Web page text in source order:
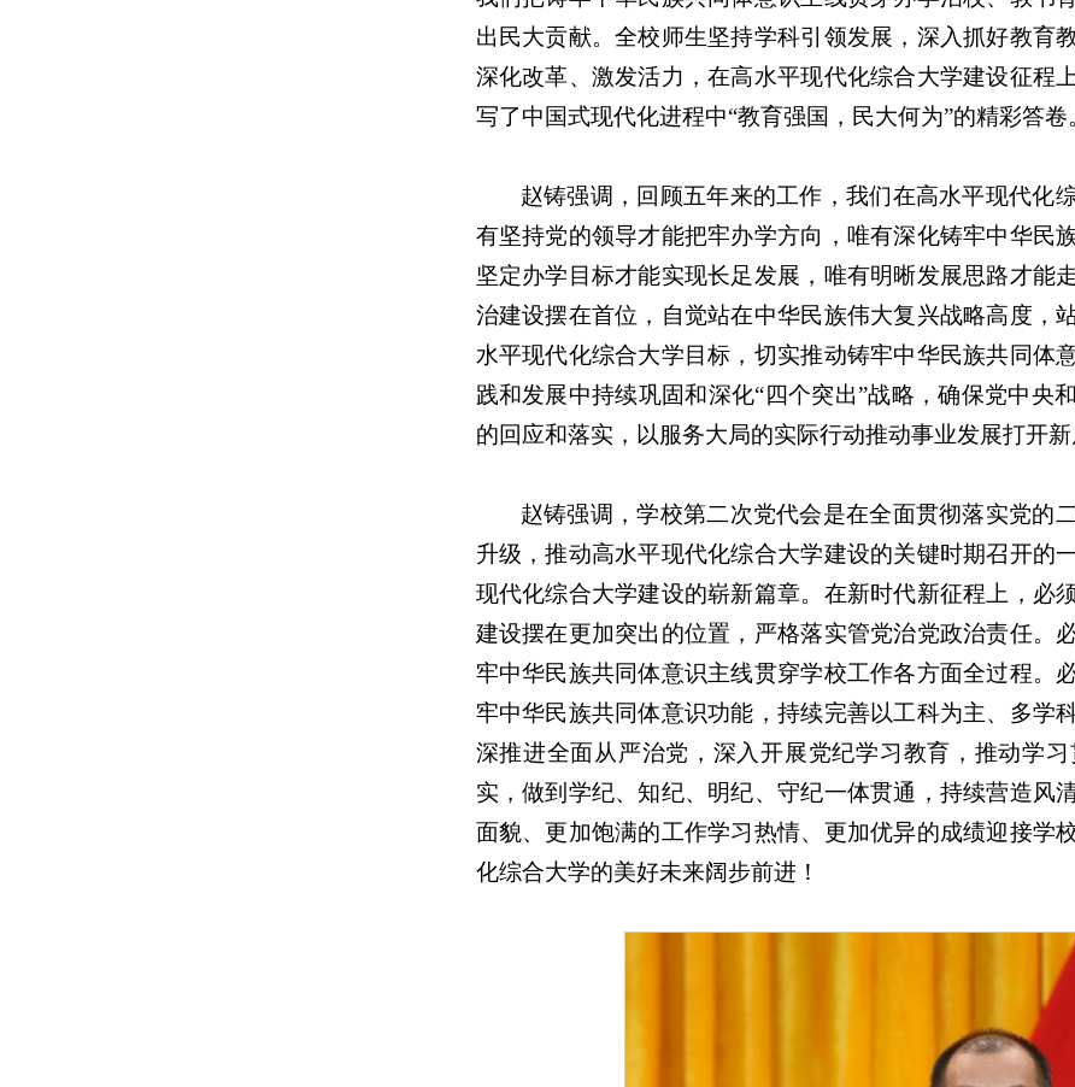
出民大贡献。全校师生坚持学科引领发展，深入抓好教育
深化改革、激发活力，在高水平现代化综合大学建设征程
写了中国式现代化进程中“教育强国，民大何为”的精彩答卷
赵铸强调，回顾五年来的工作，我们在高水平现代化
有坚持党的领导才能把牢办学方向，唯有深化铸牢中华民
坚定办学目标才能实现长足发展，唯有明晰发展思路才能
治建设摆在首位，自觉站在中华民族伟大复兴战略高度，
水平现代化综合大学目标，切实推动铸牢中华民族共同体
践和发展中持续巩固和深化“四个突出”战略，确保党中央
的回应和落实，以服务大局的实际行动推动事业发展打开新
赵铸强调，学校第二次党代会是在全面贯彻落实党的
升级，推动高水平现代化综合大学建设的关键时期召开的
现代化综合大学建设的崭新篇章。在新时代新征程上，必
建设摆在更加突出的位置，严格落实管党治党政治责任。
牢中华民族共同体意识主线贯穿学校工作各方面全过程。
牢中华民族共同体意识功能，持续完善以工科为主、多学
深推进全面从严治党，深入开展党纪学习教育，推动学
实，做到学纪、知纪、明纪、守纪一体贯通，持续营造风
面貌、更加饱满的工作学习热情、更加优异的成绩迎接学
化综合大学的美好未来阔步前进！